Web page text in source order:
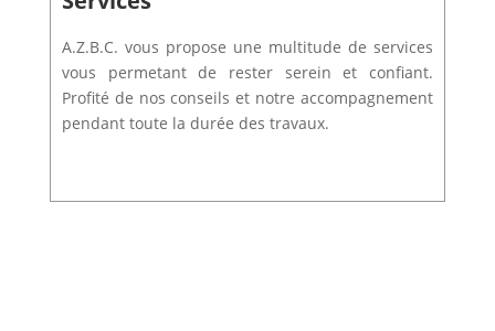
A.Z.B.C. vous propose une multitude de services
vous permetant de rester serein et confiant.
Profité de nos conseils et notre accompagnement
pendant toute la durée des travaux.